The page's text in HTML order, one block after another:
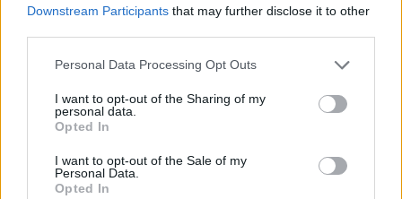
Downstream Participants that may further disclose it to other
Please note that this website/app uses one or more Google
not limited to your visit or usage behaviour. You may click to
grant or deny consent to Google and its third-party tags to
use your data for below specified purposes in below Google
consent section.
Personal Data Processing Opt Outs
I want to opt-out of the Sharing of my
personal data.
Opted In
I want to opt-out of the Sale of my
Personal Data.
Opted In